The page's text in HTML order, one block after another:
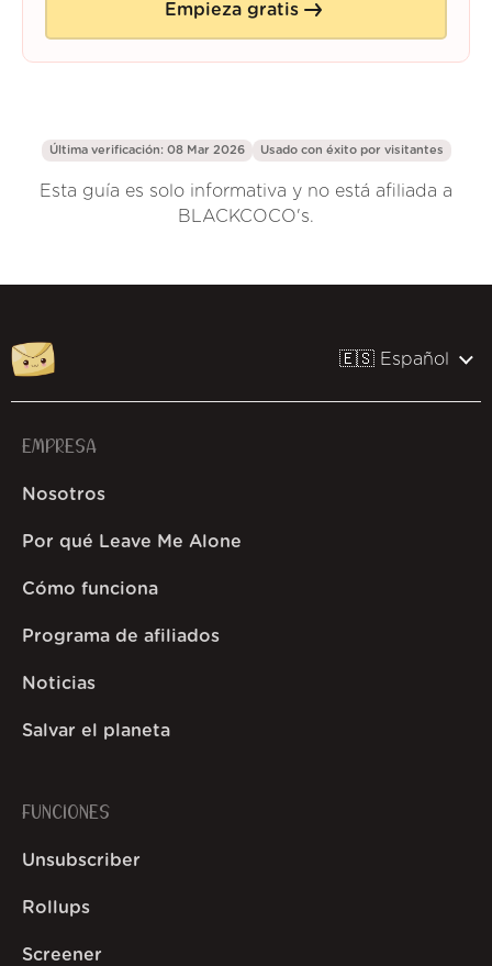
Empieza gratis
Última verificación: 08 Mar 2026 Usado con éxito por visitantes
Esta guía es solo informativa y no está afiliada a
BLACKCOCO's.
🇪🇸 Español
EMPRESA
Nosotros
Por qué Leave Me Alone
Cómo funciona
Programa de afiliados
Noticias
Salvar el planeta
FUNCIONES
Unsubscriber
Rollups
Screener